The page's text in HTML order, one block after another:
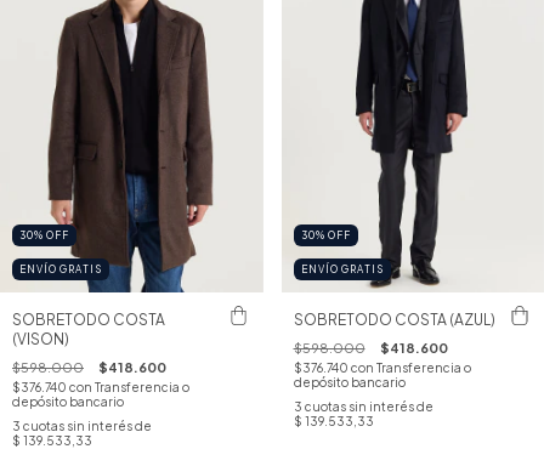
30% OFF
ENVÍO GRATIS
SOBRETODO COSTA
(VISON)
$598.000 $418.600
$376.740 con Transferencia o
depósito bancario
3 cuotas sin interés de
$ 139.533,33
30% OFF
ENVÍO GRATIS
SOBRETODO COSTA (AZUL)
$598.000 $418.600
$376.740 con Transferencia o
depósito bancario
3 cuotas sin interés de
$ 139.533,33